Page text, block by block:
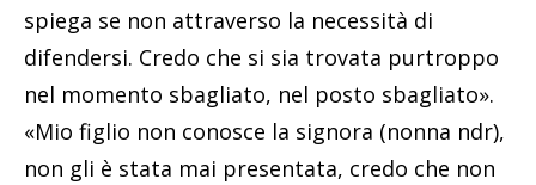
spiega se non attraverso la necessità di
difendersi. Credo che si sia trovata purtroppo
nel momento sbagliato, nel posto sbagliato».
«Mio figlio non conosce la signora (nonna ndr),
non gli è stata mai presentata, credo che non